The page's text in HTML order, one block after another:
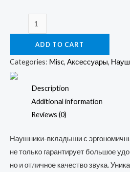
Наушники
проводные
Encok
C17
quantity
ADD TO CART
Categories: Misc, Аксессуары,
Description
Additional information
Reviews (0)
Наушники-вкладыши с
не только гарантирует большое
но и отличное качество звука.